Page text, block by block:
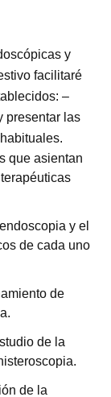
y
facilitaré
–
presentar las
que asientan
y el
de cada uno
de
de la
de la